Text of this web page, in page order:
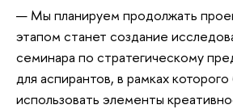
— Мы планируем продолжать
этапом станет создание
семинара по стратегическому
для аспирантов, в рамках
использовать элементы